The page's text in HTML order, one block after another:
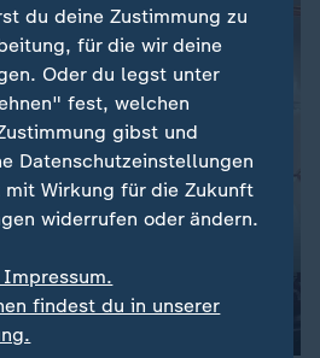
du deine Zustimmung zu
für die wir deine
Oder du legst unter
fest, welchen
gibst und
Datenschutzeinstellungen
Wirkung für die Zukunft
widerrufen oder ändern.
findest du in unserer